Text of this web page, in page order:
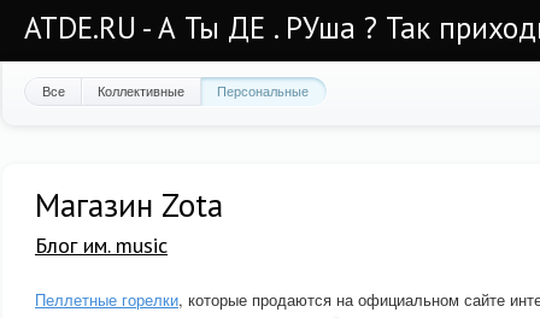
ATDE.RU - А Ты ДЕ . РУша ? Так
Все Коллективные Персональные
Магазин Zota
Блог им. music
Пеллетные горелки, которые продаются на официальном сайте